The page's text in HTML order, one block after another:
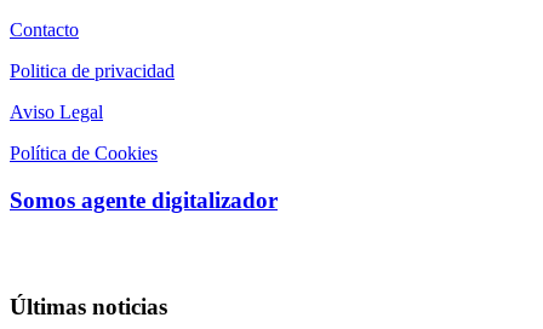
Contacto
Politica de privacidad
Aviso Legal
Política de Cookies
Somos agente digitalizador
Últimas noticias